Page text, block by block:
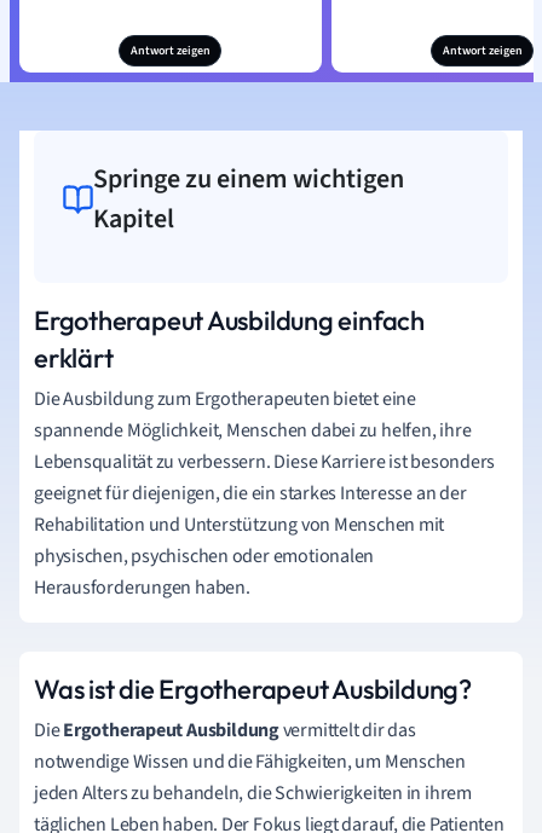
Antwort zeigen Antwort zeigen
Springe zu einem wichtigen
Kapitel
Ergotherapeut Ausbildung einfach
erklärt
Die Ausbildung zum Ergotherapeuten bietet eine
spannende Möglichkeit, Menschen dabei zu helfen, ihre
Lebensqualität zu verbessern. Diese Karriere ist besonders
geeignet für diejenigen, die ein starkes Interesse an der
Rehabilitation und Unterstützung von Menschen mit
physischen, psychischen oder emotionalen
Herausforderungen haben.
Was ist die Ergotherapeut Ausbildung?
DieErgotherapeut Ausbildungvermittelt dir das
notwendige Wissen und die Fähigkeiten, um Menschen
jeden Alters zu behandeln, die Schwierigkeiten in ihrem
täglichen Leben haben. Der Fokus liegt darauf, die Patienten